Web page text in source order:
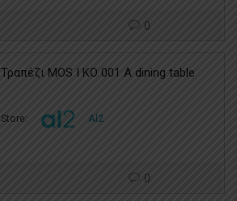
0
Τραπέζι MOS I KO 001 A dining table
Store: Al2
0